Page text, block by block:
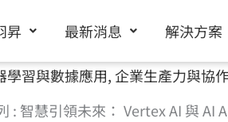
昇 最新消息 解決方案
學習與數據應用,企業生產力與協
: 智慧引領未來： Vertex AI 與 AI